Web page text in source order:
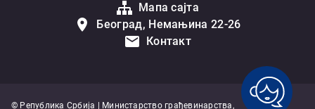
Мапа сајта
Београд, Немањина 22-26
Контакт
© Република Србија | Министарство грађевинарства,